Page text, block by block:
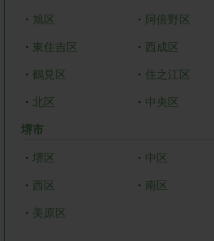
・ 旭区 ・ 阿倍野区
・ 東住吉区 ・ 西成区
・ 鶴見区 ・ 住之江区
・ 北区 ・ 中央区
堺市
・ 堺区 ・ 中区
・ 西区 ・ 南区
・ 美原区